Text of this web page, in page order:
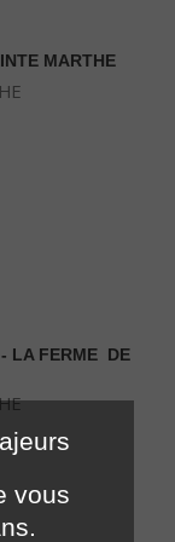
Indica
Sativa
MARTHE
- LA FERME DE
vous